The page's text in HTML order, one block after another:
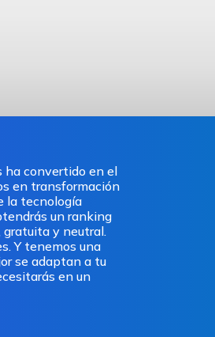
ha convertido en el
en transformación
la tecnología
un ranking
gratuita y neutral.
Y tenemos una
se adaptan a tu
en un